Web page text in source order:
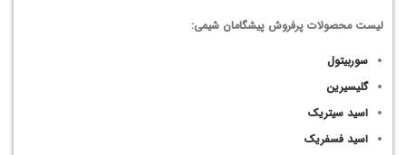
لیست محصولات پرفروش پیشگامان شیمی:
سوربیتول
گلیسیرین
اسید سیتریک
اسید فسفریک